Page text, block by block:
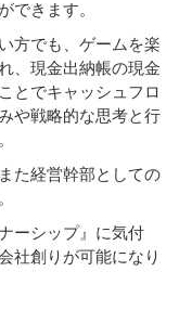
できます。
方でも、ゲームを楽
、現金出納帳の現金
とでキャッシュフロ
や戦略的な思考と行
た経営幹部としての
ーシップ』に気付
社創りが可能になり